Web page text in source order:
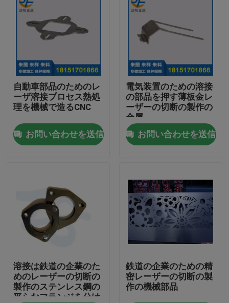
家
プロダクト
私達について
工場旅行
品質管理
ニュース
場合
アルミニウム ベーキング皿
アルミピザパン
自動車部品のためのレ
ーザ溶接プロセス熱処
理を機械で造るCNC
お問い合わせを送信
電気装置のための溶接
の部品を押す薄板金レ
ーザーの切断の製作の
金属
お問い合わせを送信
溶接は鉄道の企業のた
めのレーザーの切断の
製作のステンレス鋼の
平らなフランジを分け
鉄道の企業のための精
密レーザーの切断の製
作の機械部品